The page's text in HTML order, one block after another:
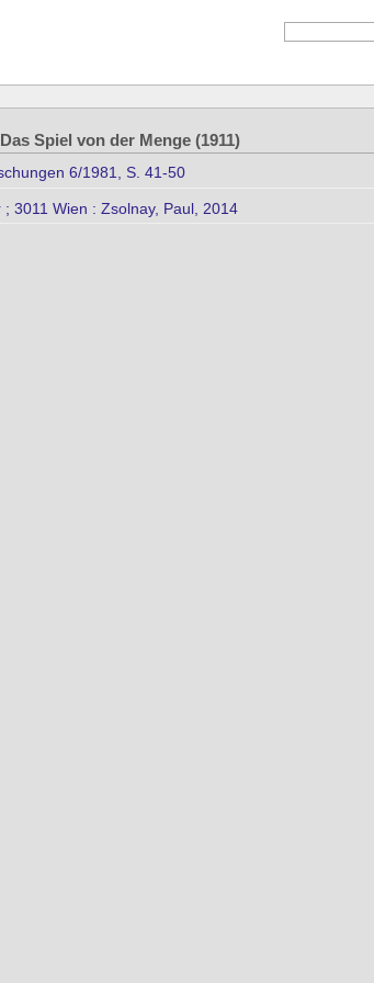
Das Spiel von der Menge (1911)
6/1981, S. 41-50
3011 Wien : Zsolnay, Paul, 2014